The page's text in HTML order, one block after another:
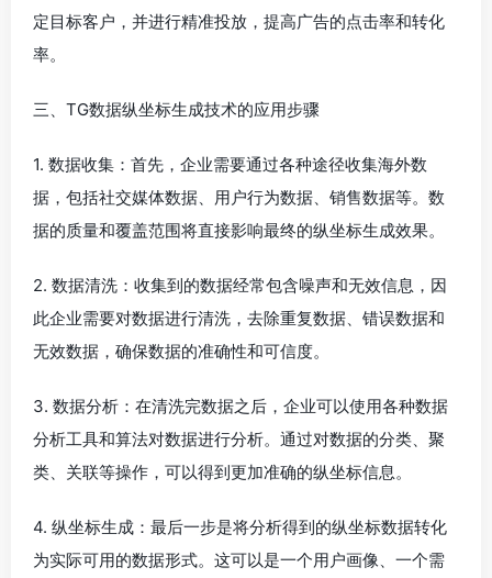
定目标客户，并进行精准投放，提高广告的点击率和转化
率。
三、TG数据纵坐标生成技术的应用步骤
1. 数据收集：首先，企业需要通过各种途径收集海外数
据，包括社交媒体数据、用户行为数据、销售数据等。数
据的质量和覆盖范围将直接影响最终的纵坐标生成效果。
2. 数据清洗：收集到的数据经常包含噪声和无效信息，因
此企业需要对数据进行清洗，去除重复数据、错误数据和
无效数据，确保数据的准确性和可信度。
3. 数据分析：在清洗完数据之后，企业可以使用各种数据
分析工具和算法对数据进行分析。通过对数据的分类、聚
类、关联等操作，可以得到更加准确的纵坐标信息。
4. 纵坐标生成：最后一步是将分析得到的纵坐标数据转化
为实际可用的数据形式。这可以是一个用户画像、一个需